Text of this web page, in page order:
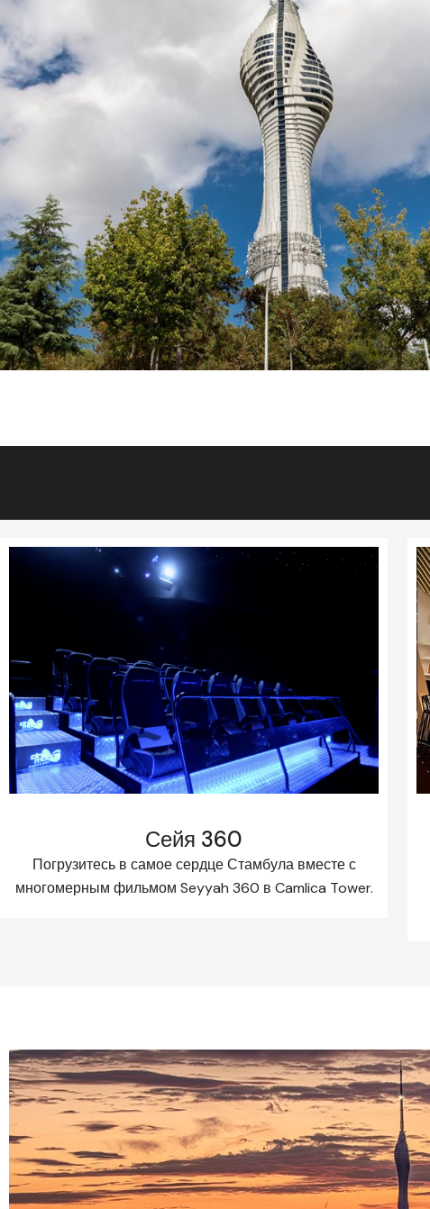
Сейя 360
Погрузитесь в самое сердце Стамбула вместе с
многомерным фильмом Seyyah 360 в Camlica Tower.